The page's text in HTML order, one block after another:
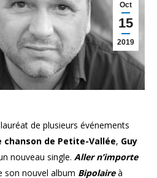
Oct
15
2019
de plusieurs événements
chanson de Petite-Vallée, Guy
nouveau single. Aller n’importe
nouvel album Bipolaireà